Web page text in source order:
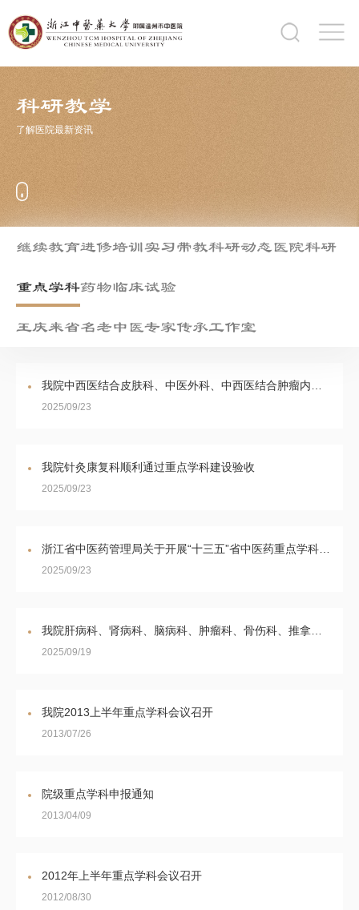
科研教学
了解医院最新资讯
继续教育进修培训实习带教科研动态医院科研
重点学科药物临床试验
王庆来省名老中医专家传承工作室
2025/09/23
我院针灸康复科顺利通过重点学科建设验收
2025/09/23
2025/09/23
2025/09/19
我院2013上半年重点学科会议召开
2013/07/26
院级重点学科申报通知
2013/04/09
2012年上半年重点学科会议召开
2012/08/30